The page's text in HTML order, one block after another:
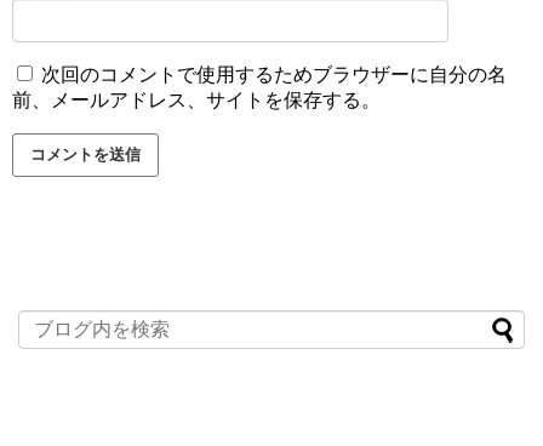
次回のコメントで使用するためブラウザーに自分の名
前、メールアドレス、サイトを保存する。